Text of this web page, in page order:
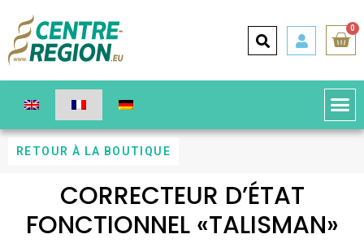
0
RETOUR À LA BOUTIQUE
CORRECTEUR D’ÉTAT
FONCTIONNEL «TALISMAN»